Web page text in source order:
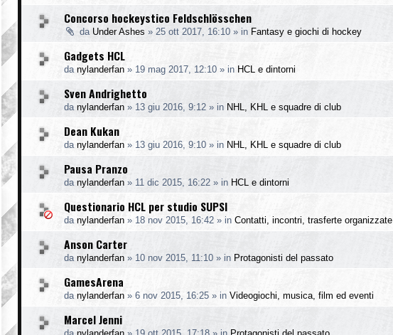
Concorso hockeystico Feldschlösschen
da Under Ashes » 25 ott 2017, 16:10 » in Fantasy e giochi di hockey
Gadgets HCL
da nylanderfan » 19 mag 2017, 12:10 » in HCL e dintorni
Sven Andrighetto
da nylanderfan » 13 giu 2016, 9:12 » in NHL, KHL e squadre di club
Dean Kukan
da nylanderfan » 13 giu 2016, 9:10 » in NHL, KHL e squadre di club
Pausa Pranzo
da nylanderfan » 11 dic 2015, 16:22 » in HCL e dintorni
Questionario HCL per studio SUPSI
da nylanderfan » 18 nov 2015, 16:42 » in Contatti, incontri, trasferte organizzate
Anson Carter
da nylanderfan » 10 nov 2015, 11:10 » in Protagonisti del passato
GamesArena
da nylanderfan » 6 nov 2015, 16:25 » in Videogiochi, musica, film ed eventi
Marcel Jenni